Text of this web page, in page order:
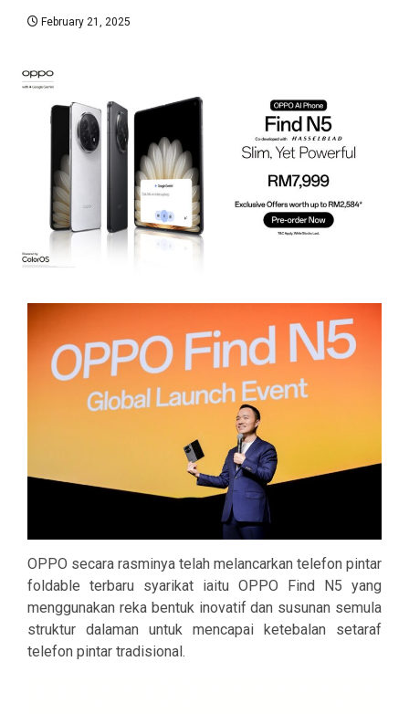
February 21, 2025
OPPO secara rasminya telah melancarkan telefon pintar
foldable terbaru syarikat iaitu OPPO Find N5 yang
menggunakan reka bentuk inovatif dan susunan semula
struktur dalaman untuk mencapai ketebalan setaraf
telefon pintar tradisional.